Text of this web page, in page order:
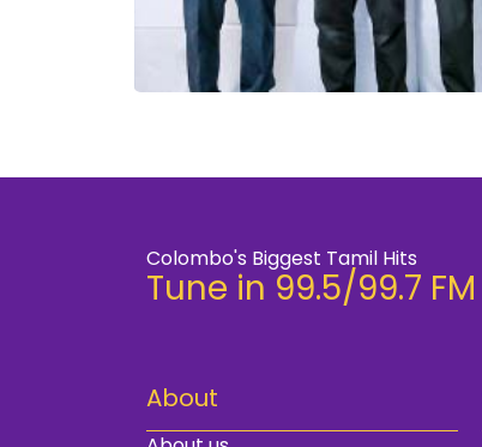
Colombo's Biggest Tamil Hits
Tune in 99.5/99.7 FM
About